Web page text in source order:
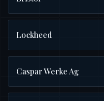
Lockheed
Caspar Werke Ag